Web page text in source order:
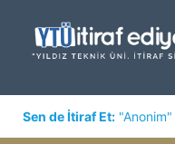
Sen de İtiraf Et: